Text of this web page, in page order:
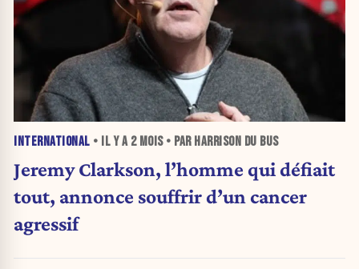
INTERNATIONAL • IL Y A 2 MOIS• PAR HARRISON DU BUS
Jeremy Clarkson, l’homme qui défiait
tout, annonce souffrir d’un cancer
agressif